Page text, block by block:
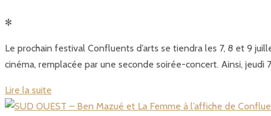
✻
Le prochain festival Confluents d’arts se tiendra les 7, 8 et 9
cinéma, remplacée par une seconde soirée-concert. Ainsi, jeudi
Lire la suite